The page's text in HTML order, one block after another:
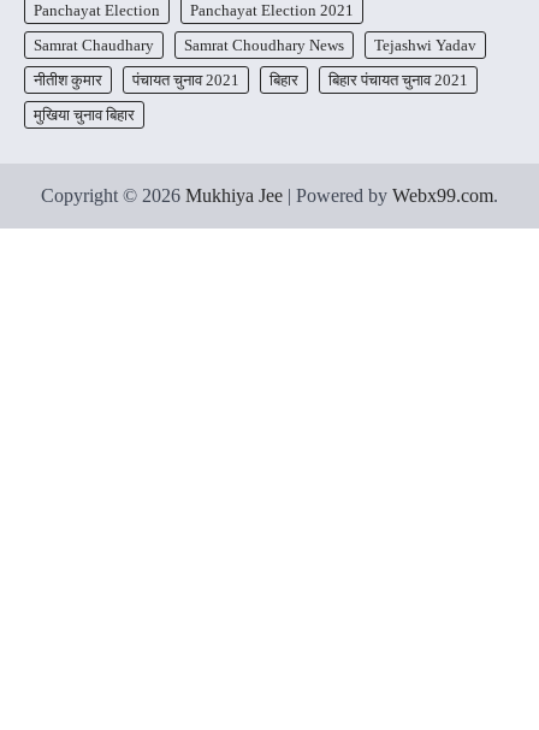
Panchayat Election
Panchayat Election 2021
Samrat Chaudhary
Samrat Choudhary News
Tejashwi Yadav
नीतीश कुमार
पंचायत चुनाव 2021 बिहार
बिहार पंचायत चुनाव 2021
मुखिया चुनाव बिहार
Copyright © 2026 Mukhiya Jee | Powered by Webx99.com.